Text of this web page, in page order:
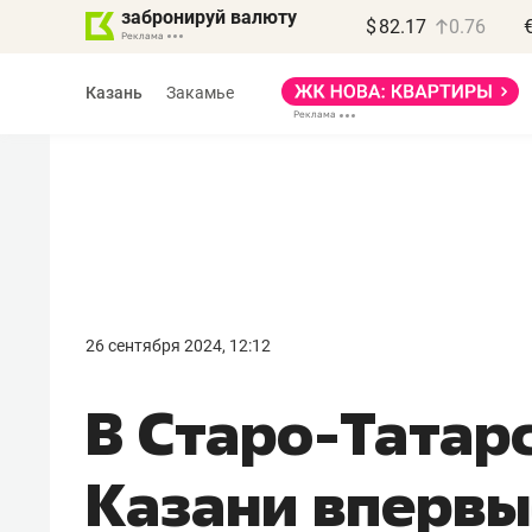
забронируй валюту $ 82.17 0.76
Казань Закамье
26 сентября 2024, 12:12
В Старо-
Казани